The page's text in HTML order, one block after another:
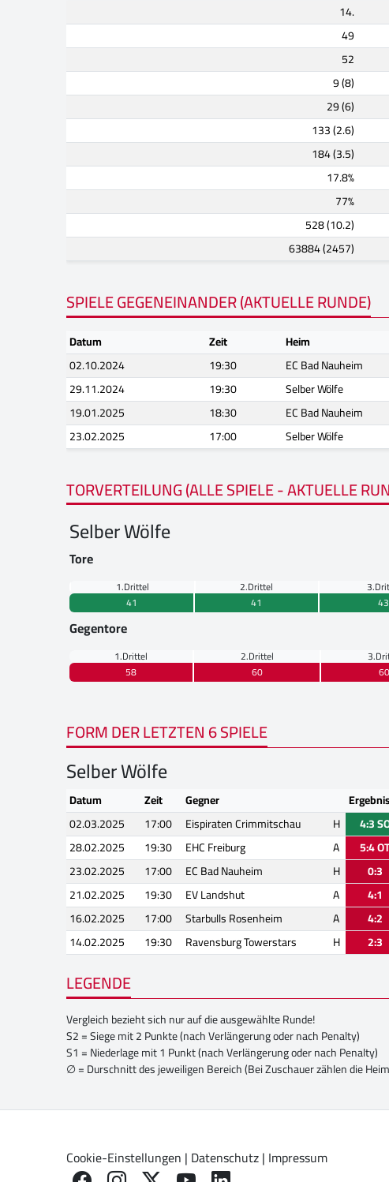
14.
49
52
9 (8)
29 (6)
133 (2.6)
184 (3.5)
17.8%
77%
528 (10.2)
63884 (2457)
SPIELE GEGENEINANDER (AKTUELLE RUNDE)
Datum Zeit Heim
02.10.2024
19:30 EC Bad Nauheim
29.11.2024
19:30 Selber Wölfe
19.01.2025
18:30 EC Bad Nauheim
23.02.2025
17:00 Selber Wölfe
TORVERTEILUNG (ALLE SPIELE - AKTUELLE
Selber Wölfe
Tore
1.Drittel 2.Drittel
41
41 43
Gegentore
1.Drittel 2.Drittel
58
60 60
FORM DER LETZTEN 6 SPIELE
Selber Wölfe
Datum Zeit Gegner
02.03.2025
17:00 Eispiraten Crimmitschau H 4:3
28.02.2025
19:30 EHC Freiburg A 5:4 OT
23.02.2025
17:00 EC Bad Nauheim H 0:3
21.02.2025
19:30 EV Landshut A 4:1
16.02.2025
17:00 Starbulls Rosenheim A 4:2
14.02.2025
19:30 Ravensburg Towerstars H 2:3
LEGENDE
Vergleich bezieht sich nur auf die ausgewählte Runde!
S2 = Siege mit 2 Punkte (nach Verlängerung oder nach Penalty)
S1 = Niederlage mit 1 Punkt (nach Verlängerung oder nach Penalty)
∅ = Durschnitt des jeweiligen Bereich (Bei Zuschauer zählen die
Cookie-Einstellungen | Datenschutz| Impressum